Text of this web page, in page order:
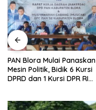
‎PAN Blora Mulai Panaskan
Mesin Politik, Bidik 6 Kursi
DPRD dan 1 Kursi DPR RI